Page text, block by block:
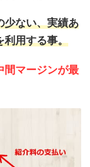
少ない、実績あ
利用する事。
間マージンが最